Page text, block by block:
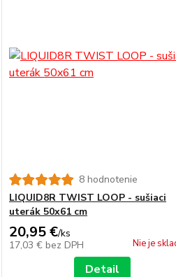
8 hodnotenie
LIQUID8R TWIST LOOP - sušiaci
uterák 50x61 cm
20,95 €/ks
17,03 € bez DPH Nie je
Detail